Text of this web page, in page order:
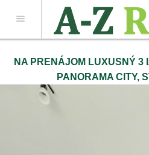
Z REAL spol. s r.o.
NA PRENÁJOM LUXUSNÝ 3
PANORAMA CITY,